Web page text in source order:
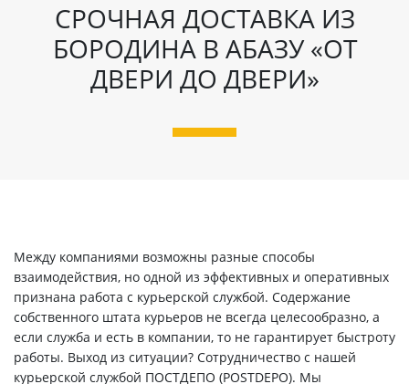
СРОЧНАЯ ДОСТАВКА ИЗ
БОРОДИНА В АБАЗУ «ОТ
ДВЕРИ ДО ДВЕРИ»
Между компаниями возможны разные способы
взаимодействия, но одной из эффективных и оперативных
признана работа с курьерской службой. Содержание
собственного штата курьеров не всегда целесообразно, а
если служба и есть в компании, то не гарантирует быстроту
работы. Выход из ситуации? Сотрудничество с нашей
курьерской службой ПОСТДЕПО (POSTDEPO). Мы